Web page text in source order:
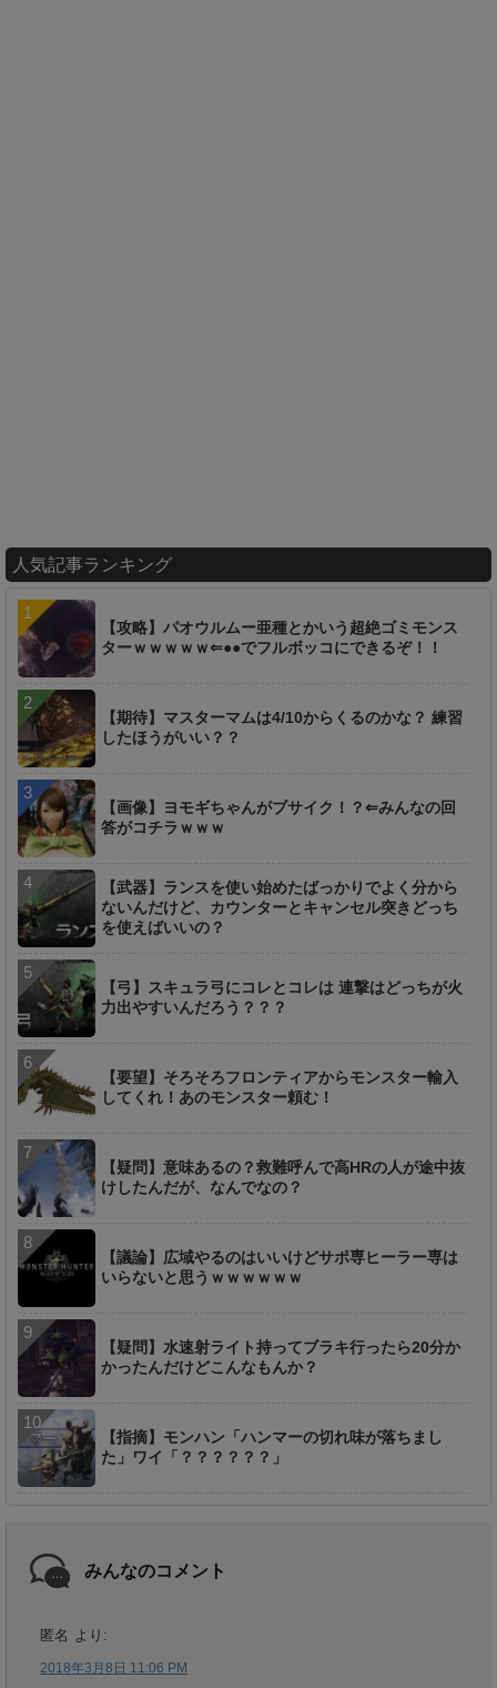
人気記事ランキング
【攻略】パオウルムー亜種とかいう超絶ゴミモンス
ターｗｗｗｗｗ⇐●●でフルボッコにできるぞ！！
【期待】マスターマムは4/10からくるのかな？ 練習
したほうがいい？？
【画像】ヨモギちゃんがブサイク！？⇐みんなの回
答がコチラｗｗｗ
【武器】ランスを使い始めたばっかりでよく分から
ないんだけど、カウンターとキャンセル突きどっち
を使えばいいの？
【弓】スキュラ弓にコレとコレは 連撃はどっちが火
力出やすいんだろう？？？
【要望】そろそろフロンティアからモンスター輸入
してくれ！あのモンスター頼む！
【疑問】意味あるの？救難呼んで高HRの人が途中抜
けしたんだが、なんでなの？
【議論】広域やるのはいいけどサポ専ヒーラー専は
いらないと思うｗｗｗｗｗｗ
【疑問】水速射ライト持ってブラキ行ったら20分か
かったんだけどこんなもんか？
【指摘】モンハン「ハンマーの切れ味が落ちまし
た」ワイ「？？？？？？」
みんなのコメント
匿名 より:
2018年3月8日 11:06 PM